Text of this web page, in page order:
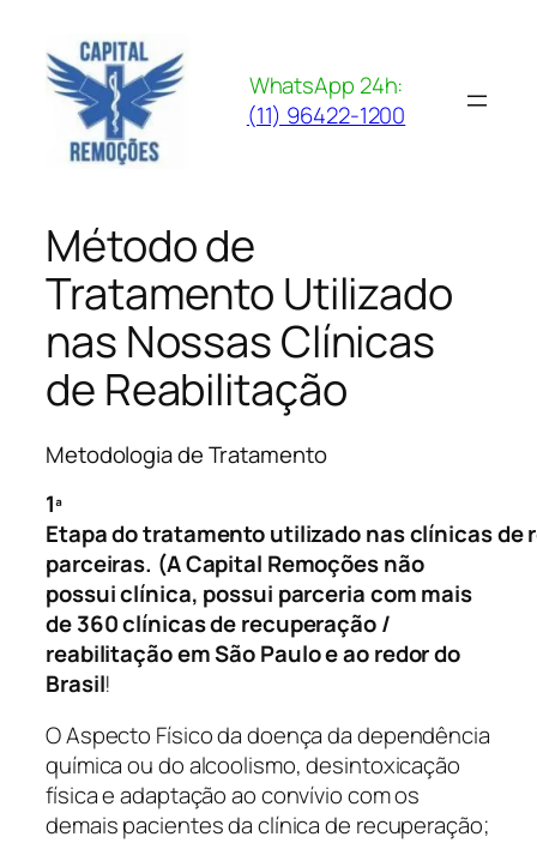
para
conteúdo
WhatsApp 24h:
(11) 96422-1200
Método de
Tratamento Utilizado
nas Nossas Clínicas
de Reabilitação
Metodologia de Tratamento
1ª
Etapa do tratamento utilizado nas clínicas
parceiras. (A Capital Remoções não
possui clínica, possui parceria com mais
de 360 clínicas de recuperação /
reabilitação em São Paulo e ao redor do
Brasil!
O Aspecto Físico da doença da dependência
química ou do alcoolismo, desintoxicação
física e adaptação ao convívio com os
demais pacientes da clínica de recuperação;